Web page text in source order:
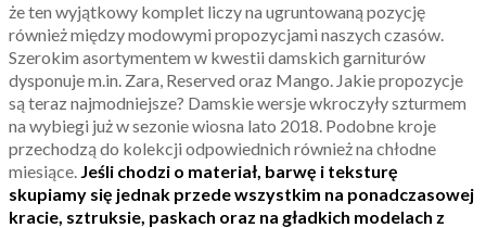
że ten wyjątkowy komplet liczy na ugruntowaną pozycję
również między modowymi propozycjami naszych czasów.
Szerokim asortymentem w kwestii damskich garniturów
dysponuje m.in. Zara, Reserved oraz Mango. Jakie propozycje
są teraz najmodniejsze? Damskie wersje wkroczyły szturmem
na wybiegi już w sezonie wiosna lato 2018. Podobne kroje
przechodzą do kolekcji odpowiednich również na chłodne
miesiące. Jeśli chodzi o materiał, barwę i teksturę
skupiamy się jednak przede wszystkim na ponadczasowej
kracie, sztruksie, paskach oraz na gładkich modelach z